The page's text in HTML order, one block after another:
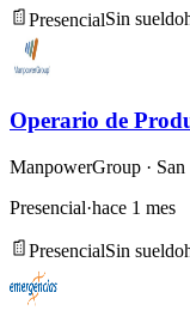
PresencialSin sueldo
Operario de
ManpowerGroup ·
Presencial·hace 1 mes
PresencialSin sueldo